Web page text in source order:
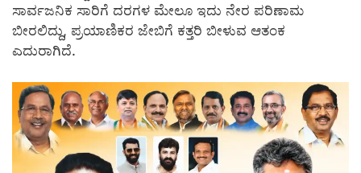
ಸಾರ್ವಜನಿಕ ಸಾರಿಗೆ ದರಗಳ ಮೇಲೂ ಇದು ನೇರ ಪರಿಣಾಮ
ಬೀರಲಿದ್ದು, ಪ್ರಯಾಣಿಕರ ಜೇಬಿಗೆ ಕತ್ತರಿ ಬೀಳುವ ಆತಂಕ
ಎದುರಾಗಿದೆ.